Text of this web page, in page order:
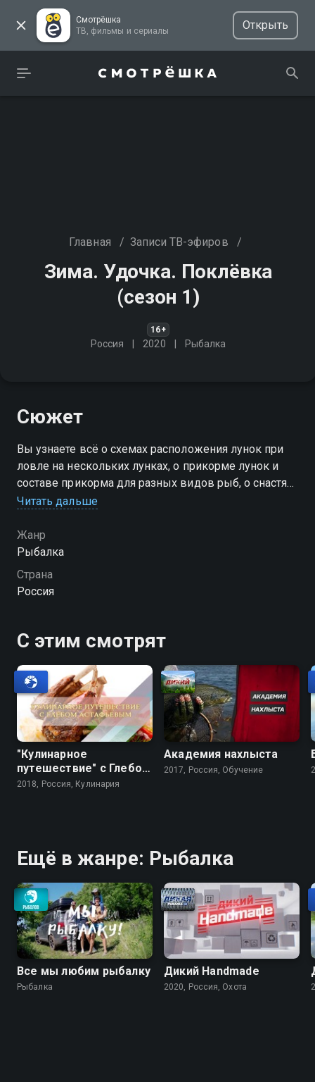
Смотрёшка
ТВ, фильмы и сериалы
Открыть
Главная / Записи ТВ-эфиров /
Зима. Удочка. Поклёвка
(сезон 1)
16+
Россия 2020 Рыбалка
Сюжет
Вы узнаете всё о схемах расположения лунок при
ловле на нескольких лунках, о прикорме лунок и
составе прикорма для разных видов рыб, о снастях
и наживке, о поиске и лове
Посмотреть онлайн 1 сезон сериала Зима. Удочка.
Поклёвка вы можете совершенно бесплатно в
хорошем HD качестве на Смотрёшке
Читать дальше
Жанр
Рыбалка
Страна
Россия
С этим смотрят
"Кулинарное
путешествие" с Глебом
Астафьевым
2018, Россия, Кулинария
Академия нахлыста
2017, Россия, Обучение
Ещё в жанре: Рыбалка
Все мы любим рыбалку
Рыбалка
Дикий Handmade
2020, Россия, Охота